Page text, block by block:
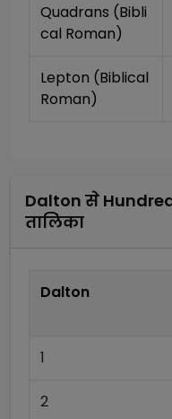
Quadrans (Bibli
cal Roman)
Lepton (Biblical
Roman)
Dalton से
तालिका
Dalton
1
2